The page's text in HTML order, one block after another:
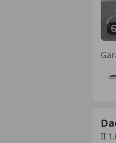
II